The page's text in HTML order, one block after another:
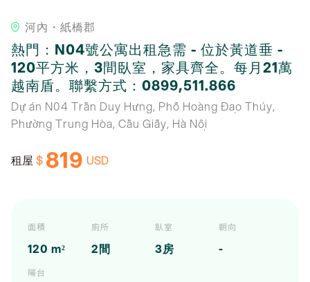
河內・紙橋郡
熱門：N04號公寓出租急需 - 位於黃道垂 -
120平方米，3間臥室，家具齊全。每月21萬
越南盾。聯繫方式：0899,511.866
Dự án N04 Trần Duy Hưng, Phố Hoàng Đạo Thúy,
Phường Trung Hòa, Cầu Giấy, Hà Nội
租屋 $ 819 USD
面積
120 m²
廁所
2間
臥室
3房
朝向
-
陽台